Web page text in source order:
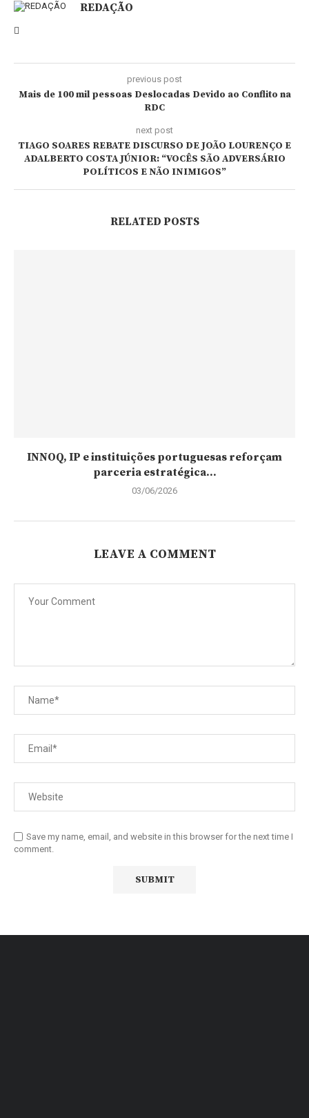
REDAÇÃO
previous post
Mais de 100 mil pessoas Deslocadas Devido ao Conflito na
RDC
next post
TIAGO SOARES REBATE DISCURSO DE JOÃO LOURENÇO E
ADALBERTO COSTA JÚNIOR: “VOCÊS SÃO ADVERSÁRIO
POLÍTICOS E NÃO INIMIGOS”
RELATED POSTS
INNOQ, IP e instituições portuguesas reforçam
parceria estratégica...
03/06/2026
LEAVE A COMMENT
Save my name, email, and website in this browser for the next time I
comment.